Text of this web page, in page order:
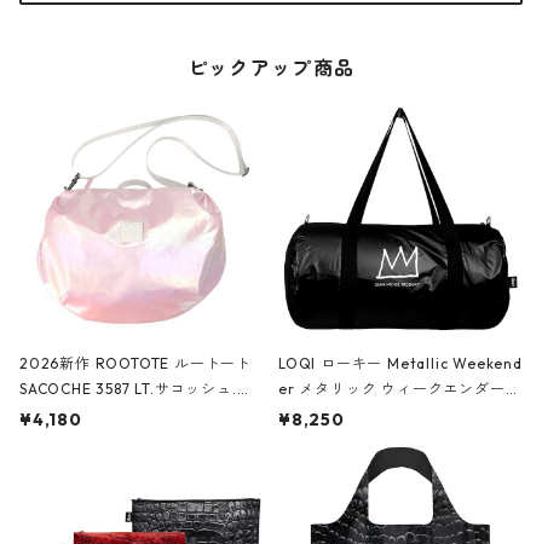
ピックアップ商品
2026新作 ROOTOTE ルートート
SACOCHE 3587 LT.サコッシュ.ル
ミエ-B ショルダーバッグ グロスピ
¥4,180
LOQI ローキー Metallic Weekend
er メタリック ウィークエンダー
ボストンバッグ ショルダーバッグ
Black ジャン=ミッシェル・バスキ
ア/クラウン ブラック
¥8,250